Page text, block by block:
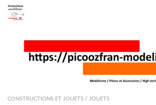
Skip to content
CONSTRUCTIONS ET JOUETS / JOUETS